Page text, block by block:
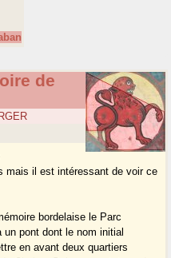
de
mais il est intéressant de voir ce
bordelaise le Parc
un pont dont le nom initial
en avant deux quartiers